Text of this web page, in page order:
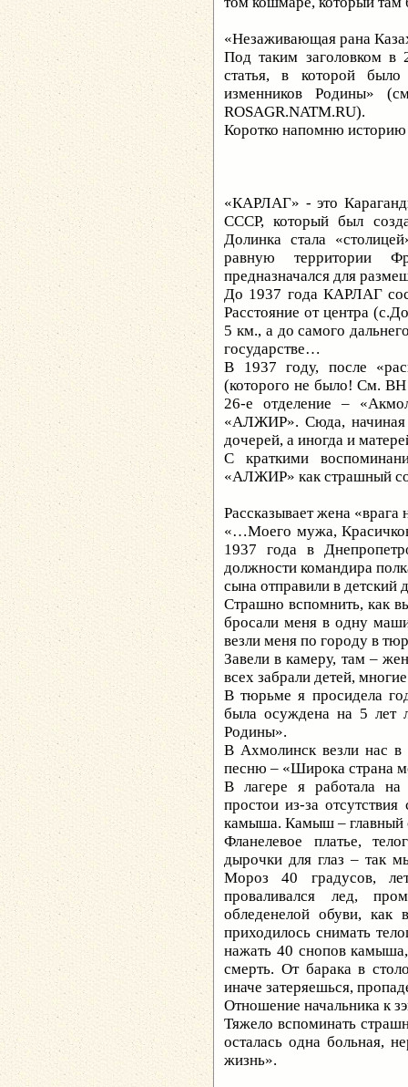
«Незаживающая рана
Под таким заголовком в
статья, в которой
изменников Родины»
ROSAGR.NATM.RU).
Коротко напомню историю
«КАРЛАГ» - это
СССР, который был
Долинка стала
равную территории
предназначался для
До 1937 года КАРЛАГ
Расстояние от центра
5 км., а до самого
государстве…
В 1937 году, после
(которого не было! См.
26-е отделение –
«АЛЖИР». Сюда, начиная
дочерей, а иногда и
С краткими
«АЛЖИР» как страшный
Рассказывает жена
«…Моего мужа,
1937 года в
должности командира
сына отправили в детский
Страшно вспомнить, как
бросали меня в одну
везли меня по городу в
Завели в камеру, там –
всех забрали детей,
В тюрьме я просидела
была осуждена на 5 лет
Родины».
В Ахмолинск везли нас в
песню – «Широка страна
В лагере я работала
простои из-за
камыша. Камыш – главный
Фланелевое платье,
дырочки для глаз – так
Мороз 40 градусов,
проваливался лед,
обледенелой обуви,
приходилось снимать
нажать 40 снопов
смерть. От барака в
иначе затеряешься,
Отношение начальника к
Тяжело вспоминать
осталась одна больная,
жизнь».